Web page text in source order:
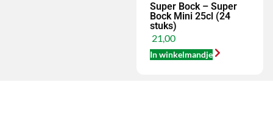
Super Bock – Super
Bock Mini 25cl (24
stuks)
21,00
In winkelmandje